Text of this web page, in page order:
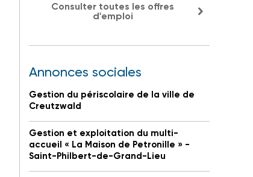
Consulter toutes les offres
d'emploi
Annonces sociales
Gestion du périscolaire de la ville de
Creutzwald
Gestion et exploitation du multi-
accueil « La Maison de Petronille » -
Saint-Philbert-de-Grand-Lieu